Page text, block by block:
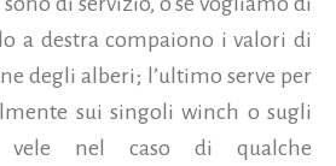
a destra compaiono i valori di
degli alberi; l’ultimo serve per
sui singoli winch o sugli
vele nel caso di qualche